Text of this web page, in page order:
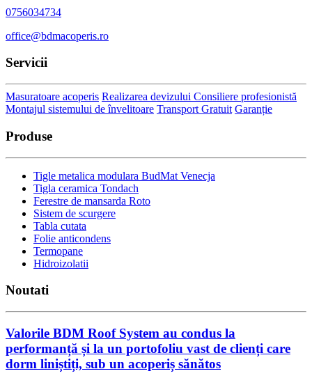
0756034734
office@bdmacoperis.ro
Servicii
Masuratoare acoperis Realizarea devizului Consiliere profesionistă
Montajul sistemului de învelitoare Transport Gratuit Garanție
Produse
Tigle metalica modulara BudMat Venecja
Tigla ceramica Tondach
Ferestre de mansarda Roto
Sistem de scurgere
Tabla cutata
Folie anticondens
Termopane
Hidroizolatii
Noutati
Valorile BDM Roof System au condus la
performanță și la un portofoliu vast de clienți care
dorm liniștiți, sub un acoperiș sănătos